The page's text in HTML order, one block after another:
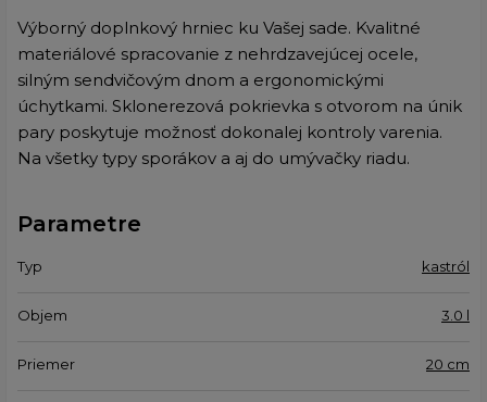
Výborný doplnkový hrniec ku Vašej sade. Kvalitné
materiálové spracovanie z nehrdzavejúcej ocele,
silným sendvičovým dnom a ergonomickými
úchytkami. Sklonerezová pokrievka s otvorom na únik
pary poskytuje možnosť dokonalej kontroly varenia.
Na všetky typy sporákov a aj do umývačky riadu.
Parametre
Typ kastról
Objem 3.0 l
Priemer 20 cm